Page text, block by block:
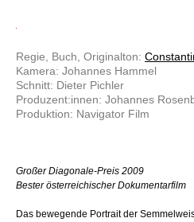
Regie, Buch, Originalton:
Kamera: Johannes Hammel
Schnitt: Dieter Pichler
Produzent:innen: Johannes
Produktion: Navigator Film
Großer Diagonale-Preis 2009
Bester österreichischer Dokumentarfilm
Das bewegende Portrait der